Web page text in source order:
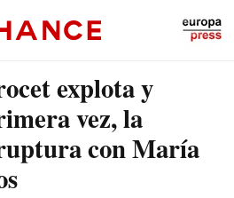
explota y
vez, la
con María